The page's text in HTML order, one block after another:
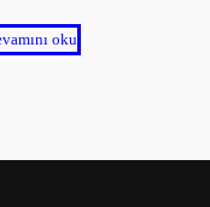
oku